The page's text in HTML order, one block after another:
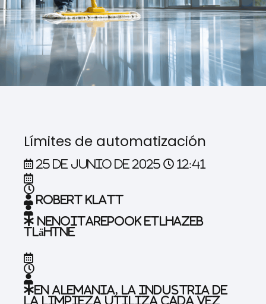
Límites de automatización
25 de junio de 2025 12:41
Robert Klatt
nenoitarepook etlhazeb
tlähtne
En Alemania, la industria de
la limpieza utiliza cada vez